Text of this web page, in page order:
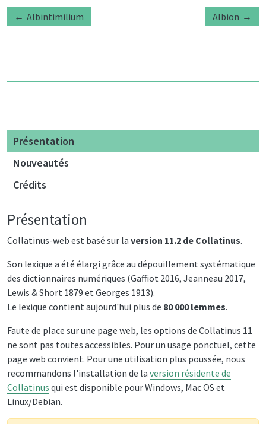
Albintimilium Albion
Présentation
Nouveautés
Crédits
Présentation
Collatinus-web est basé sur la version 11.2 de Collatinus.
Son lexique a été élargi grâce au dépouillement systématique
des dictionnaires numériques (Gaffiot 2016, Jeanneau 2017,
Lewis & Short 1879 et Georges 1913).
Le lexique contient aujourd'hui plus de 80 000 lemmes.
Faute de place sur une page web, les options de Collatinus 11
ne sont pas toutes accessibles. Pour un usage ponctuel, cette
page web convient. Pour une utilisation plus poussée, nous
recommandons l'installation de la version résidente de
Collatinus qui est disponible pour Windows, Mac OS et
Linux/Debian.